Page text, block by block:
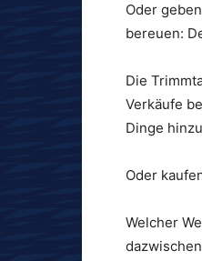
Oder
bereuen:
Die
Verkäufe
Dinge
Oder
Welcher